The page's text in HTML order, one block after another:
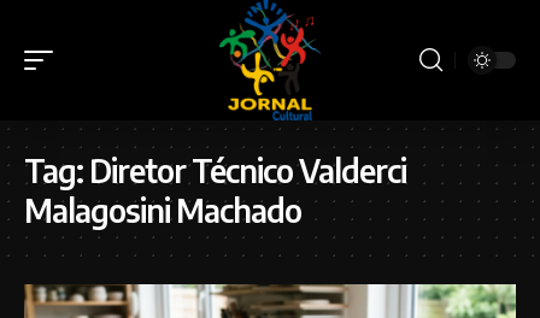
Tag: Diretor Técnico Valderci
Malagosini Machado